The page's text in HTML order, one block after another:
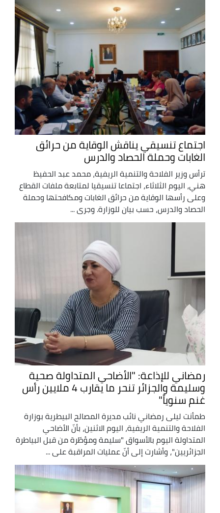
اجتماع تنسيقي يناقش الوقاية من حرائق
الغابات وحملة الحصاد والدرس
ترأس وزير الفلاحة والتنمية الريفية، محمد عبد الحفيظ
هني، اليوم الثلاثاء، اجتماعا تنسيقيا لمتابعة ملفات القطاع
وعلى رأسها الوقاية من حرائق الغابات ومكافحتها وحملة
الحصاد والدرس، حسب بيان للوزارة. وجرى ...
رمضاني للإذاعة: "الأضاحي المتداولة صحية
وسليمة والجزائر تنحر ما يقارب 4 ملايين رأس
غنم سنوياً"
طمأنت ليلى رمضاني نائب مديرة المصالح البيطرية بوزارة
الفلاحة والتنمية الريفية، اليوم الاثنين، بأنّ الأضاحي
المتداولة اليوم بالأسواق "سليمة ومؤطّرة من قبل البياطرة
الجزائريين"، وأشارت إلى أنّ عمليات المراقبة على ...